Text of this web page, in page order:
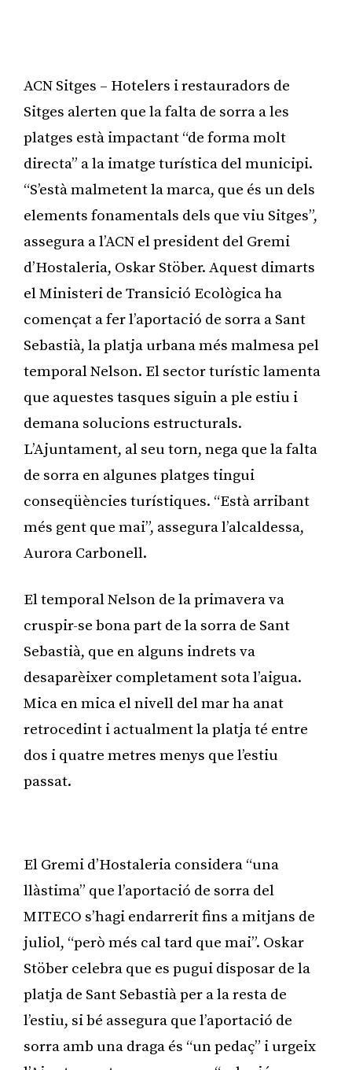
ACN Sitges – Hotelers i restauradors de
Sitges alerten que la falta de sorra a les
platges està impactant “de forma molt
directa” a la imatge turística del municipi.
“S’està malmetent la marca, que és un dels
elements fonamentals dels que viu Sitges”,
assegura a l’ACN el president del Gremi
d’Hostaleria, Oskar Stöber. Aquest dimarts
el Ministeri de Transició Ecològica ha
començat a fer l’aportació de sorra a Sant
Sebastià, la platja urbana més malmesa pel
temporal Nelson. El sector turístic lamenta
que aquestes tasques siguin a ple estiu i
demana solucions estructurals.
L’Ajuntament, al seu torn, nega que la falta
de sorra en algunes platges tingui
conseqüències turístiques. “Està arribant
més gent que mai”, assegura l’alcaldessa,
Aurora Carbonell.
El temporal Nelson de la primavera va
cruspir-se bona part de la sorra de Sant
Sebastià, que en alguns indrets va
desaparèixer completament sota l’aigua.
Mica en mica el nivell del mar ha anat
retrocedint i actualment la platja té entre
dos i quatre metres menys que l’estiu
passat.
El Gremi d’Hostaleria considera “una
llàstima” que l’aportació de sorra del
MITECO s’hagi endarrerit fins a mitjans de
juliol, “però més cal tard que mai”. Oskar
Stöber celebra que es pugui disposar de la
platja de Sant Sebastià per a la resta de
l’estiu, si bé assegura que l’aportació de
sorra amb una draga és “un pedaç” i urgeix